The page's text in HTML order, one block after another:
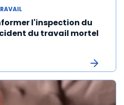
l'inspection du
du travail mortel